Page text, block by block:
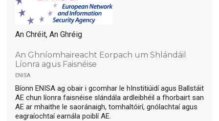
An Chréit, An Ghréig
An Ghníomhaireacht Eorpach um Shlándáil
Líonra agus Faisnéise
enisa
Bíonn ENISA ag obair i gcomhar le hInstitiúidí agus Ballstáit
AE chun líonra faisnéise slándála ardleibhéil a fhorbairt san
AE ar mhaithe le saoránaigh, tomhaltóirí, gnólachtaí agus
eagraíochtaí earnála poiblí AE.